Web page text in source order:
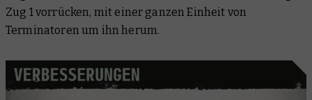
Zug 1 vorrücken, mit einer ganzen Einheit von
Terminatoren um ihn herum.